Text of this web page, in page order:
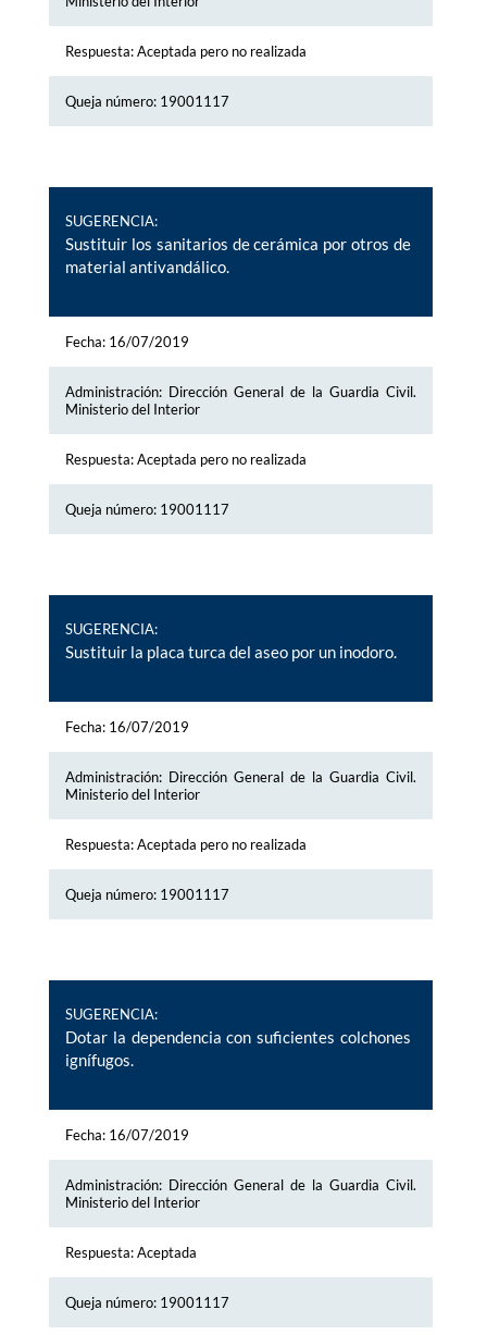
Respuesta: Aceptada pero no realizada
Queja número: 19001117
SUGERENCIA:
Sustituir los sanitarios de cerámica por otros de
material antivandálico.
Fecha: 16/07/2019
Administración: Dirección General de la Guardia Civil.
Ministerio del Interior
Respuesta: Aceptada pero no realizada
Queja número: 19001117
SUGERENCIA:
Sustituir la placa turca del aseo por un inodoro.
Fecha: 16/07/2019
Administración: Dirección General de la Guardia Civil.
Ministerio del Interior
Respuesta: Aceptada pero no realizada
Queja número: 19001117
SUGERENCIA:
Dotar la dependencia con suficientes colchones
ignífugos.
Fecha: 16/07/2019
Administración: Dirección General de la Guardia Civil.
Ministerio del Interior
Respuesta: Aceptada
Queja número: 19001117